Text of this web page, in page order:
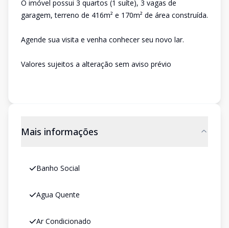
O imóvel possui 3 quartos (1 suíte), 3 vagas de
garagem, terreno de 416m² e 170m² de área construída.
Agende sua visita e venha conhecer seu novo lar.
Valores sujeitos a alteração sem aviso prévio
Mais informações
Banho Social
Agua Quente
Ar Condicionado